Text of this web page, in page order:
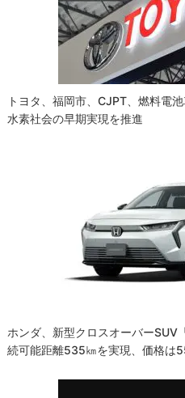
トヨタ、福岡市、CJPT、燃料電
水素社会の早期実現を推進
ホンダ、新型クロスオーバーSUV
続可能距離535㎞を実現、価格は